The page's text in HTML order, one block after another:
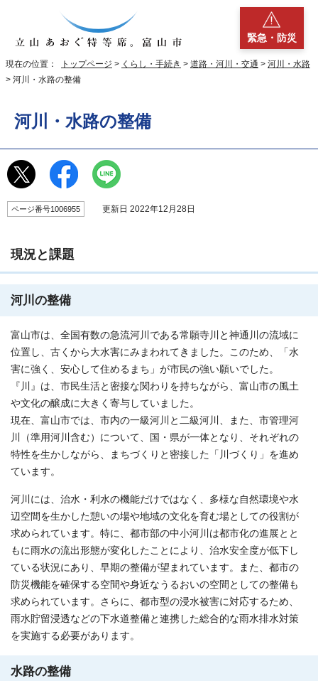
緊急・防災
現在の位置： トップページ > くらし・手続き > 道路・河川・交通 > 河川・水路
> 河川・水路の整備
河川・水路の整備
ページ番号1006955 更新日 2022年12月28日
現況と課題
河川の整備
富山市は、全国有数の急流河川である常願寺川と神通川の流域に
位置し、古くから大水害にみまわれてきました。このため、「水
害に強く、安心して住めるまち」が市民の強い願いでした。
『川』は、市民生活と密接な関わりを持ちながら、富山市の風土
や文化の醸成に大きく寄与していました。
現在、富山市では、市内の一級河川と二級河川、また、市管理河
川（準用河川含む）について、国・県が一体となり、それぞれの
特性を生かしながら、まちづくりと密接した「川づくり」を進め
ています。
河川には、治水・利水の機能だけではなく、多様な自然環境や水
辺空間を生かした憩いの場や地域の文化を育む場としての役割が
求められています。特に、都市部の中小河川は都市化の進展とと
もに雨水の流出形態が変化したことにより、治水安全度が低下し
ている状況にあり、早期の整備が望まれています。また、都市の
防災機能を確保する空間や身近なうるおいの空間としての整備も
求められています。さらに、都市型の浸水被害に対応するため、
雨水貯留浸透などの下水道整備と連携した総合的な雨水排水対策
を実施する必要があります。
水路の整備